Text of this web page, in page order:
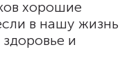
хорошие
в нашу жизнь
и